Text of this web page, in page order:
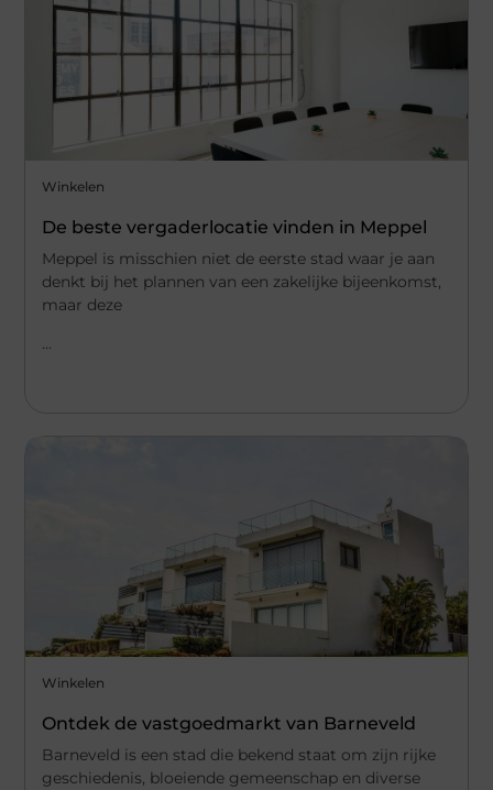
Winkelen
De beste vergaderlocatie vinden in Meppel
Meppel is misschien niet de eerste stad waar je aan
denkt bij het plannen van een zakelijke bijeenkomst,
maar deze
...
Winkelen
Ontdek de vastgoedmarkt van Barneveld
Barneveld is een stad die bekend staat om zijn rijke
geschiedenis, bloeiende gemeenschap en diverse